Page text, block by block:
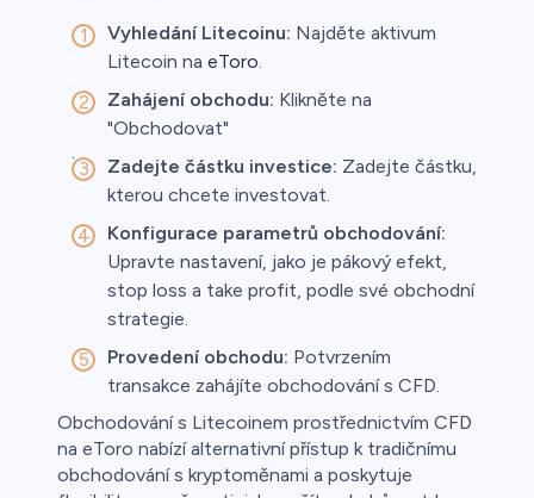
Vyhledání Litecoinu: Najděte aktivum
Litecoin na eToro.
Zahájení obchodu: Klikněte na
"Obchodovat"
.
Zadejte částku investice: Zadejte částku,
kterou chcete investovat.
Konfigurace parametrů obchodování:
Upravte nastavení, jako je pákový efekt,
stop loss a take profit, podle své obchodní
strategie.
Provedení obchodu: Potvrzením
transakce zahájíte obchodování s CFD.
Obchodování s Litecoinem prostřednictvím CFD
na eToro nabízí alternativní přístup k tradičnímu
obchodování s kryptoměnami a poskytuje